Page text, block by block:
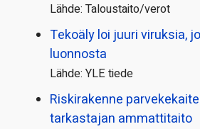
Lähde: Taloustaito/verot
Tekoäly loi juuri viruksia,
luonnosta
Lähde: YLE tiede
Riskirakenne
tarkastajan ammattitaito